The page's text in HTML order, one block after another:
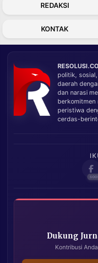
REDAKSI
KONTAK
RESOLUSI.CO
politik,
daerah
dan narasi
berkomitmen
peristiwa
cerdas-
Dukung
Kontribusi